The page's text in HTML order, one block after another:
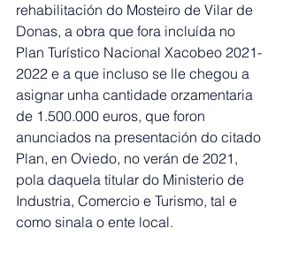
rehabilitación do Mosteiro de Vilar de
Donas, a obra que fora incluída no
Plan Turístico Nacional Xacobeo 2021-
2022 e a que incluso se lle chegou a
asignar unha cantidade orzamentaria
de 1.500.000 euros, que foron
anunciados na presentación do citado
Plan, en Oviedo, no verán de 2021,
pola daquela titular do Ministerio de
Industria, Comercio e Turismo, tal e
como sinala o ente local.